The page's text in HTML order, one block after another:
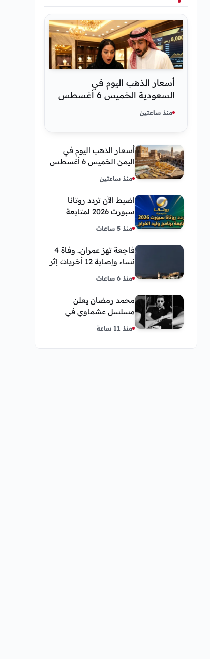
أسعار الذهب اليوم في
السعودية الخميس 6 أغسطس
2026 — تحديث مباشر
منذ ساعتين
أسعار الذهب اليوم في
اليمن الخميس 6 أغسطس
وعدن
منذ ساعتين
اضبط الآن تردد روتانا
سبورت 2026 لمتابعة
منذ 5 ساعات
فاجعة تهز عمران.. وفاة 4
نساء وإصابة 12 أخريات إثر
اجتماعية
منذ 6 ساعات
محمد رمضان يعلن
مسلسل عشماوي في
2027
منذ 11 ساعة